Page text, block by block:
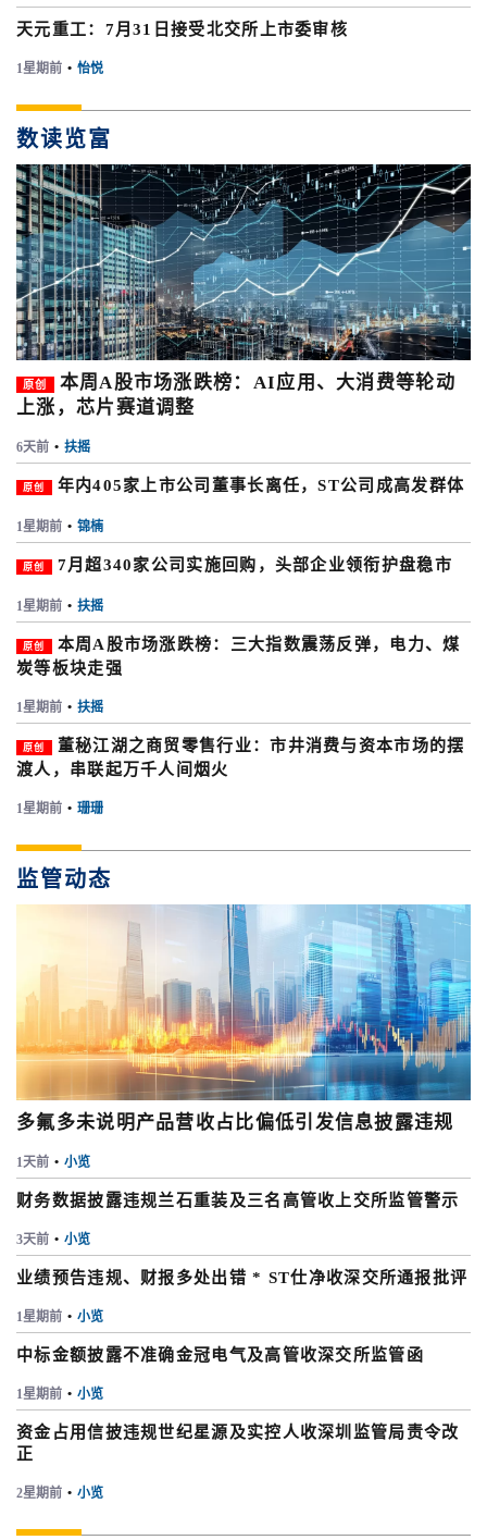
天元重工：7月31日接受北交所上市委审核
1星期前 • 怡悦
数读览富
原创
本周A股市场涨跌榜：AI应用、大消费等轮动
上涨，芯片赛道调整
6天前 • 扶摇
原创 年内405家上市公司董事长离任，ST公司成高发群体
1星期前 • 锦楠
原创 7月超340家公司实施回购，头部企业领衔护盘稳市
1星期前 • 扶摇
原创
本周A股市场涨跌榜：三大指数震荡反弹，电力、煤
炭等板块走强
1星期前 • 扶摇
原创
董秘江湖之商贸零售行业：市井消费与资本市场的摆
渡人，串联起万千人间烟火
1星期前 • 珊珊
监管动态
多氟多未说明产品营收占比偏低引发信息披露违规
1天前 • 小览
财务数据披露违规兰石重装及三名高管收上交所监管警示
3天前 • 小览
业绩预告违规、财报多处出错 * ST仕净收深交所通报批评
1星期前 • 小览
中标金额披露不准确金冠电气及高管收深交所监管函
1星期前 • 小览
资金占用信披违规世纪星源及实控人收深圳监管局责令改
正
2星期前 • 小览